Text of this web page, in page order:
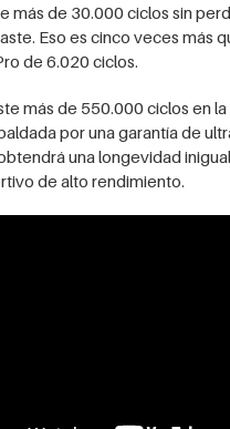
más de 30.000 ciclos sin
Eso es cinco veces más
de 6.020 ciclos.
más de 550.000 ciclos en
por una garantía de
una longevidad
de alto rendimiento.